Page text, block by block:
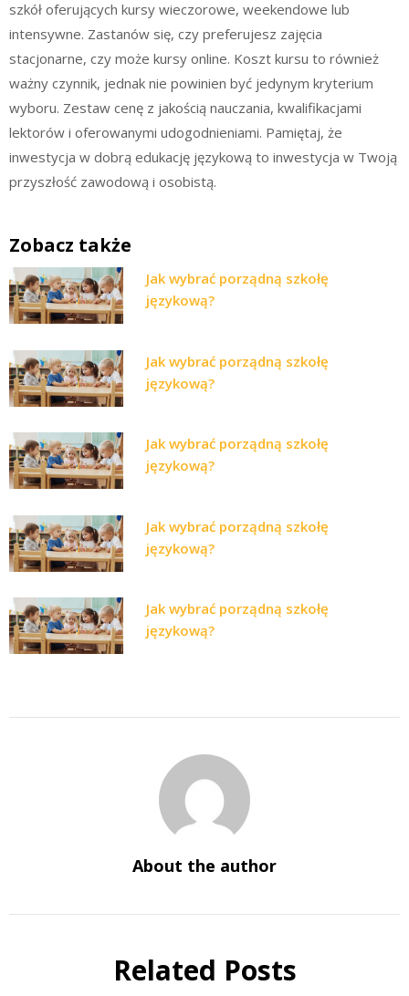
szkół oferujących kursy wieczorowe, weekendowe lub
intensywne. Zastanów się, czy preferujesz zajęcia
stacjonarne, czy może kursy online. Koszt kursu to również
ważny czynnik, jednak nie powinien być jedynym kryterium
wyboru. Zestaw cenę z jakością nauczania, kwalifikacjami
lektorów i oferowanymi udogodnieniami. Pamiętaj, że
inwestycja w dobrą edukację językową to inwestycja w Twoją
przyszłość zawodową i osobistą.
Zobacz także
Jak wybrać porządną szkołę
językową?
Jak wybrać porządną szkołę
językową?
Jak wybrać porządną szkołę
językową?
Jak wybrać porządną szkołę
językową?
Jak wybrać porządną szkołę
językową?
About the author
Related Posts